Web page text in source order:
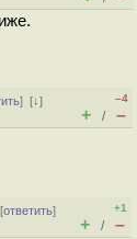
][↓]
–4
+ / –
ответить]
+1
+ / –